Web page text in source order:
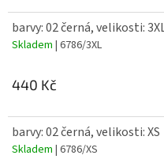
barvy: 02 černá, velikosti:
Skladem | 6786/3XL
440 Kč
barvy: 02 černá, velikosti: XS
Skladem | 6786/XS